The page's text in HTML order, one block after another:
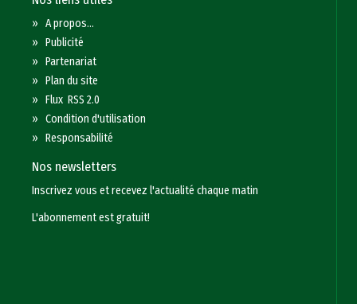
»A propos...
»Publicité
»Partenariat
»Plan du site
»Flux RSS 2.0
»Condition d'utilisation
»Responsabilité
Nos newsletters
Inscrivez vous et recevez l'actualité chaque matin
L'abonnement est gratuit!